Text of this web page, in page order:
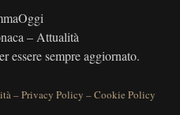
– Attualità
essere sempre aggiornato.
–Privacy Policy –Cookie Policy